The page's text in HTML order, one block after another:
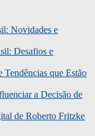
Novidades e
Desafios e
que Estão
a Decisão de
de Roberto Fritzke